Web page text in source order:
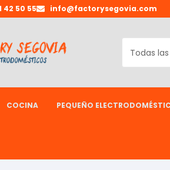
42 50 55 info@factorysegovia.com
COCINA PEQUEÑO